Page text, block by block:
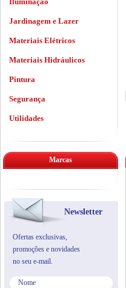
Jardinagem e Lazer
Materiais Elétricos
Materiais Hidráulicos
Pintura
Segurança
Utilidades
Marcas
Newsletter
Ofertas exclusivas,
promoções e novidades
no seu e-mail.